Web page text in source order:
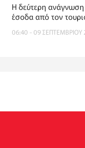
Η δεύτερη
έσοδα από τον
06:40 - 09 ΣΕΠΤΕΜΒΡΙΟΥ